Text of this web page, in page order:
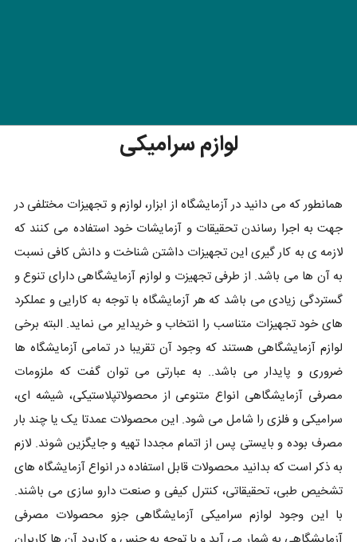
لوازم سرامیکی
همانطور که می دانید در آزمایشگاه از ابزار، لوازم و تجهیزات مختلفی در
جهت به اجرا رساندن تحقیقات و آزمایشات خود استفاده می کنند که
لازمه ی به کار گیری این تجهیزات داشتن شناخت و دانش کافی نسبت
به آن ها می باشد. از طرفی تجهیزت و لوازم آزمایشگاهی دارای تنوع و
گستردگی زیادی می باشد که هر آزمایشگاه با توجه به کارایی و عملکرد
های خود تجهیزات متناسب را انتخاب و خریدایر می نماید. البته برخی
لوازم آزمایشگاهی هستند که وجود آن تقریبا در تمامی آزمایشگاه ها
ضروری و پایدار می باشد.. به عبارتی می توان گفت که ملزومات
مصرفی آزمایشگاهی انواع متنوعی از محصولاتپلاستیکی، شیشه ای،
سرامیکی و فلزی را شامل می شود. این محصولات عمدتا یک یا چند بار
مصرف بوده و بایستی پس از اتمام مجددا تهیه و جایگزین شوند. لازم
به ذکر است که بدانید محصولات قابل استفاده در انواع آزمایشگاه های
تشخیص طبی، تحقیقاتی، کنترل کیفی و صنعت دارو سازی می باشند.
با این وجود لوازم سرامیکی آزمایشگاهی جزو محصولات مصرفی